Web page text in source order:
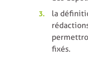
la
fixés.